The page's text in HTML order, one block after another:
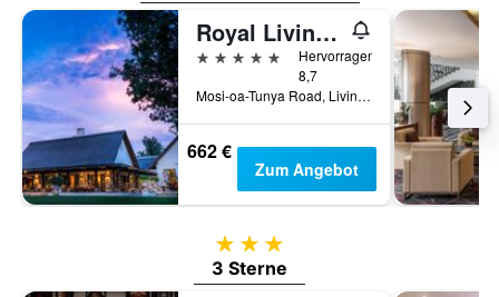
Royal Livingstone Victoria Falls Zambia Hotel by Anantara
5 Sterne
Hervorragend
8,7
Mosi-oa-Tunya Road, Livingstone, Sambia
662 €
Zum Angebot
3 Sterne
3 Sterne